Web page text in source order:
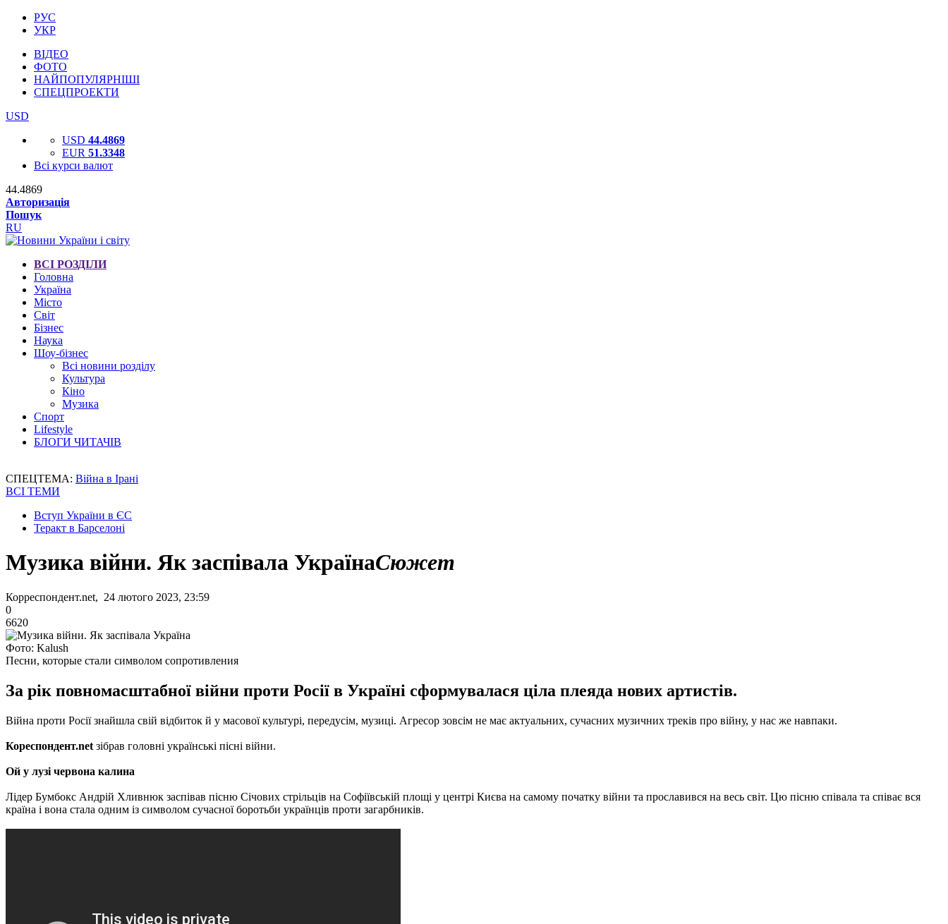
РУС
УКР
ВІДЕО
ФОТО
НАЙПОПУЛЯРНІШІ
СПЕЦПРОЕКТИ
USD
USD 44.4869
EUR 51.3348
Всі курси валют
44.4869
Авторизація
Пошук
RU
ВСІ РОЗДІЛИ
Головна
Україна
Місто
Світ
Бізнес
Наука
Шоу-бізнес
Всі новини розділу
Культура
Кіно
Музика
Спорт
Lifestyle
БЛОГИ ЧИТАЧІВ
СПЕЦТЕМА: Війна в Ірані
ВСІ ТЕМИ
Вступ України в ЄС
Теракт в Барселоні
Музика війни. Як заспівала УкраїнаСюжет
Корреспондент.net, 24 лютого 2023, 23:59
0
6620
Фото: Kalush
Песни, которые стали символом сопротивления
За рік повномасштабної війни проти Росії в Україні сформувалася ціла плеяда нових артистів.
Війна проти Росії знайшла свій відбиток й у масової культурі, передусім, музиці. Агресор зовсім не має актуальних, сучасних музичних треків про війну, у нас же навпаки.
Кореспондент.net зібрав головні українські пісні війни.
Ой у лузі червона калина
Лідер Бумбокс Андрій Хливнюк заспівав пісню Січових стрільців на Софіївській площі у центрі Києва на самому початку війни та прославився на весь світ. Цю пісню співала та співає вся
країна і вона стала одним із символом сучасної боротьби українців проти загарбників.